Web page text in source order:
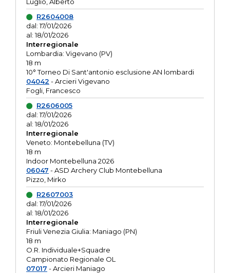
R2604008
dal: 17/01/2026
al: 18/01/2026
Interregionale
Lombardia: Vigevano (PV)
18 m
10° Torneo Di Sant'antonio esclusione AN lombardi
04042 - Arcieri Vigevano
Fogli, Francesco
R2606005
dal: 17/01/2026
al: 18/01/2026
Interregionale
Veneto: Montebelluna (TV)
18 m
Indoor Montebelluna 2026
06047 - ASD Archery Club Montebelluna
Pizzo, Mirko
R2607003
dal: 17/01/2026
al: 18/01/2026
Interregionale
Friuli Venezia Giulia: Maniago (PN)
18 m
O.R. Individuale+Squadre
Campionato Regionale OL
07017 - Arcieri Maniago